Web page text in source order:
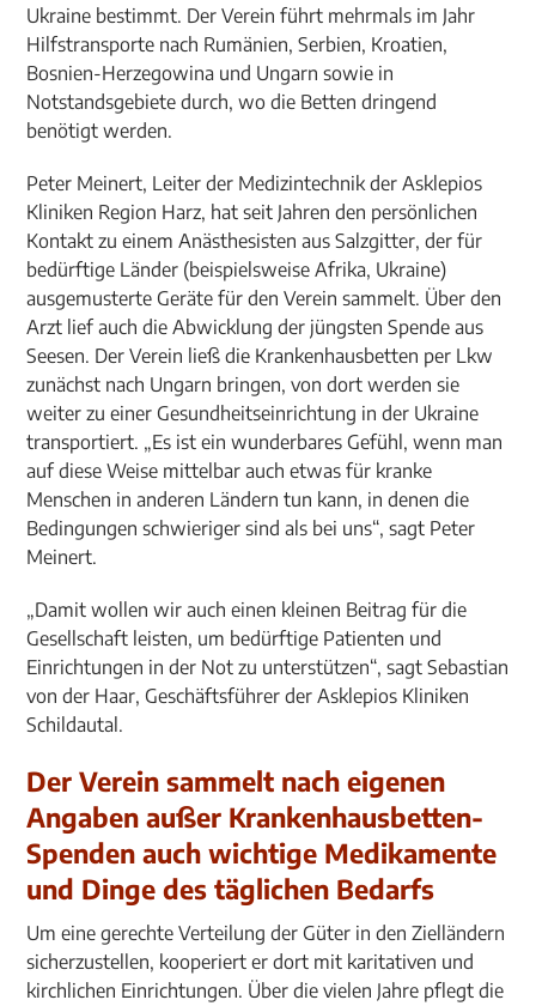
Ukraine bestimmt. Der Verein führt mehrmals im Jahr
Hilfstransporte nach Rumänien, Serbien, Kroatien,
Bosnien-Herzegowina und Ungarn sowie in
Notstandsgebiete durch, wo die Betten dringend
benötigt werden.
Peter Meinert, Leiter der Medizintechnik der Asklepios
Kliniken Region Harz, hat seit Jahren den persönlichen
Kontakt zu einem Anästhesisten aus Salzgitter, der für
bedürftige Länder (beispielsweise Afrika, Ukraine)
ausgemusterte Geräte für den Verein sammelt. Über den
Arzt lief auch die Abwicklung der jüngsten Spende aus
Seesen. Der Verein ließ die Krankenhausbetten per Lkw
zunächst nach Ungarn bringen, von dort werden sie
weiter zu einer Gesundheitseinrichtung in der Ukraine
transportiert. „Es ist ein wunderbares Gefühl, wenn man
auf diese Weise mittelbar auch etwas für kranke
Menschen in anderen Ländern tun kann, in denen die
Bedingungen schwieriger sind als bei uns“, sagt Peter
Meinert.
„Damit wollen wir auch einen kleinen Beitrag für die
Gesellschaft leisten, um bedürftige Patienten und
Einrichtungen in der Not zu unterstützen“, sagt Sebastian
von der Haar, Geschäftsführer der Asklepios Kliniken
Schildautal.
Der Verein sammelt nach eigenen
Angaben außer Krankenhausbetten-
Spenden auch wichtige Medikamente
und Dinge des täglichen Bedarfs
Um eine gerechte Verteilung der Güter in den Zielländern
sicherzustellen, kooperiert er dort mit karitativen und
kirchlichen Einrichtungen. Über die vielen Jahre pflegt die